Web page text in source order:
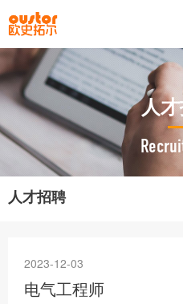
人
人才招聘
2023-12-03
电气工程师